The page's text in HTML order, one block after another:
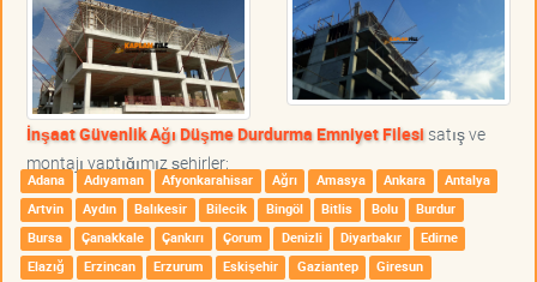
İnşaat Güvenlik Ağı Düşme Durdurma Emniyet Filesisatış ve
montajı yaptığımız şehirler;
Adana Adıyaman Afyonkarahisar Ağrı Amasya Ankara
Antalya
Artvin
Aydın Balıkesir Bilecik Bingöl Bitlis Bolu
Burdur
Bursa
Çanakkale Çankırı Çorum Denizli Diyarbakır
Edirne
Elazığ
Erzincan Erzurum Eskişehir Gaziantep
Giresun